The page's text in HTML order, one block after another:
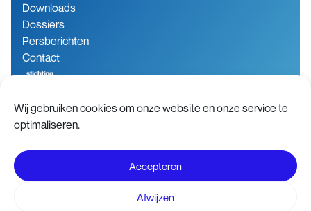
Wij gebruiken cookies om onze website en onze service te
optimaliseren.
Accepteren
Afwijzen
Downloads
Dossiers
Persberichten
Contact
Baron de Coubertinlaan 7
2719 EN Zoetermeer
Disclaimer
Voorwaarden